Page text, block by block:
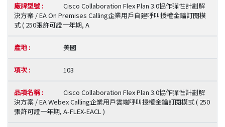
Cisco Collaboration Flex Plan 3.0協作彈性計劃解
決方案 / EA On Premises Calling企業用戶自建呼叫授權金鑰訂閱模
式 ( 250張許可證一年期, A
美國
103
Cisco Collaboration Flex Plan 3.0協作彈性計劃解
決方案 / EA Webex Calling企業用戶雲端呼叫授權金鑰訂閱模式 ( 250
張許可證一年期, A-FLEX-EACL )